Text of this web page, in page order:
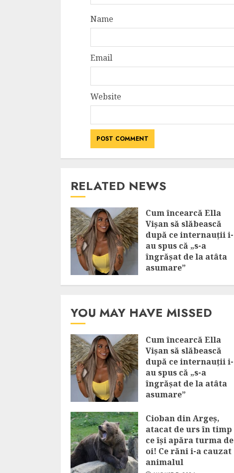
Name
Email
Website
RELATED NEWS
Cum încearcă Ella
Vișan să slăbească
după ce internauții i-
au spus că „s-a
îngrășat de la atâta
asumare”
YOU MAY HAVE MISSED
Cum încearcă Ella
Vișan să slăbească
după ce internauții i-
au spus că „s-a
îngrășat de la atâta
asumare”
Cioban din Argeș,
atacat de urs în timp
ce își apăra turma de
oi! Ce răni i-a cauzat
animalul